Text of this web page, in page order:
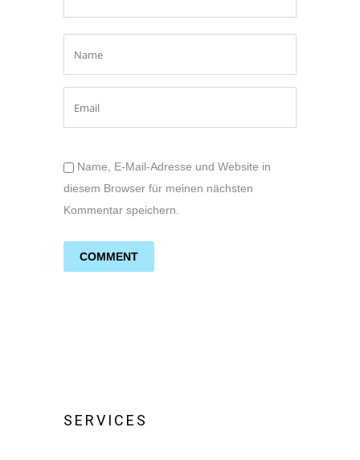
Name, E-Mail-Adresse und Website in
diesem Browser für meinen nächsten
Kommentar speichern.
SERVICES